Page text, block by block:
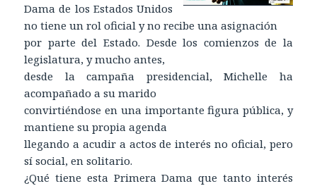
Dama de los Estados Unidos
no tiene un rol oficial y no recibe una asignación
por parte del Estado. Desde los comienzos de la
legislatura, y mucho antes,
desde la campaña presidencial, Michelle ha
acompañado a su marido
convirtiéndose en una importante figura pública, y
mantiene su propia agenda
llegando a acudir a actos de interés no oficial, pero
sí social, en solitario.
¿Qué tiene esta Primera Dama que tanto interés